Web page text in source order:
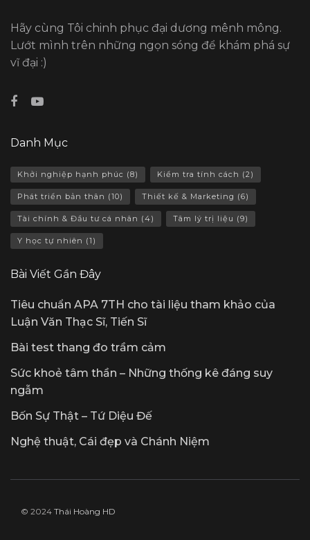
Hãy cùng Tôi chinh phục đại dương mênh mông.
Lướt mình trên những ngọn sóng để khám phá sự
vĩ đại :)
Danh Mục
Khởi nghiệp hạnh phúc (8) Kiểm tra tính cách (2)
Phát triển bản thân (10) Thiết kế & Marketing (6)
Tài chính & Đầu tư cá nhân (4) Tâm lý trị liệu (9)
Y học tự nhiên (1)
Bài Viết Gần Đây
Tiêu chuẩn APA 7TH cho tài liệu tham khảo của
Luận Văn Thạc Sĩ, Tiến Sĩ
Bài test thang đo trầm cảm
Sức khoẻ tâm thần – Những thống kê đáng suy
ngẫm
Bốn Sự Thật – Tứ Diệu Đế
Nghệ thuật, Cái đẹp và Chánh Niệm
© 2024 Thái Hoàng HD